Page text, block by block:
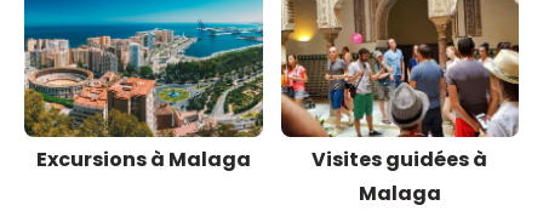
Excursions à Malaga
Visites guidées à
Malaga